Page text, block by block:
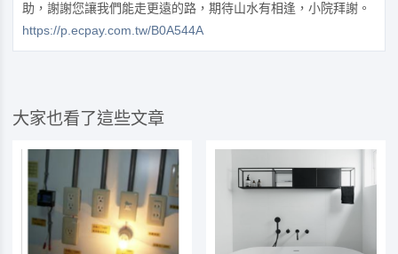
助，謝謝您讓我們能走更遠的路，期待山水有相逢，小院拜謝。
https://p.ecpay.com.tw/B0A544A
大家也看了這些文章